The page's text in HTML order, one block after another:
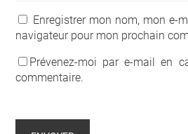
Enregistrer mon nom, mon e-
navigateur pour mon prochain
Prévenez-moi par e-mail en
commentaire.